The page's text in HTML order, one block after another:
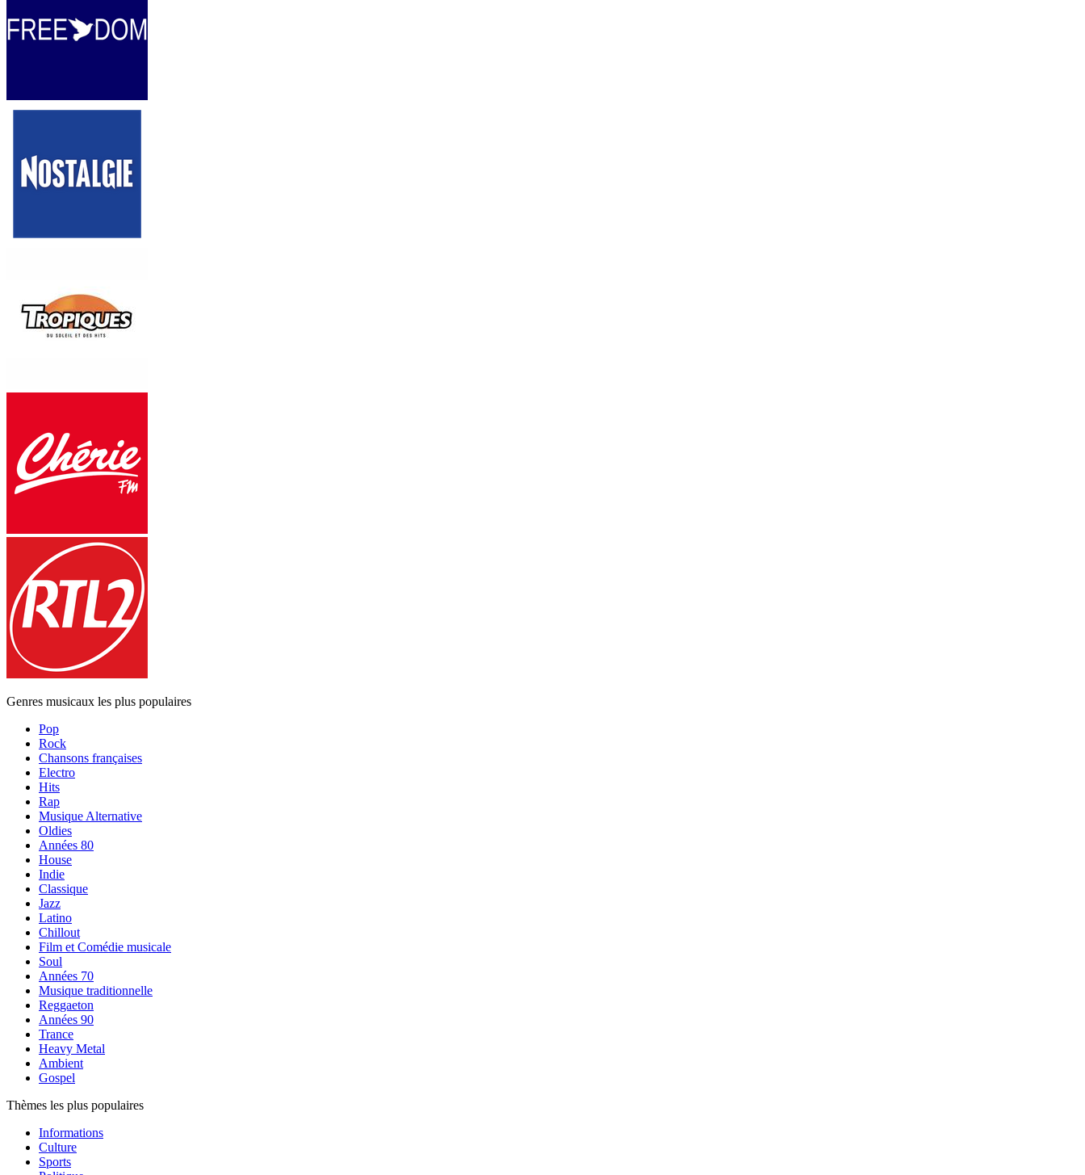
Genres musicaux les plus populaires
Pop
Rock
Chansons françaises
Electro
Hits
Rap
Musique Alternative
Oldies
Années 80
House
Indie
Classique
Jazz
Latino
Chillout
Film et Comédie musicale
Soul
Années 70
Musique traditionnelle
Reggaeton
Années 90
Trance
Heavy Metal
Ambient
Gospel
Thèmes les plus populaires
Informations
Culture
Sports